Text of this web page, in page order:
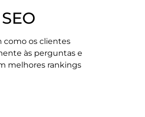
como os clientes
às perguntas e
melhores rankings